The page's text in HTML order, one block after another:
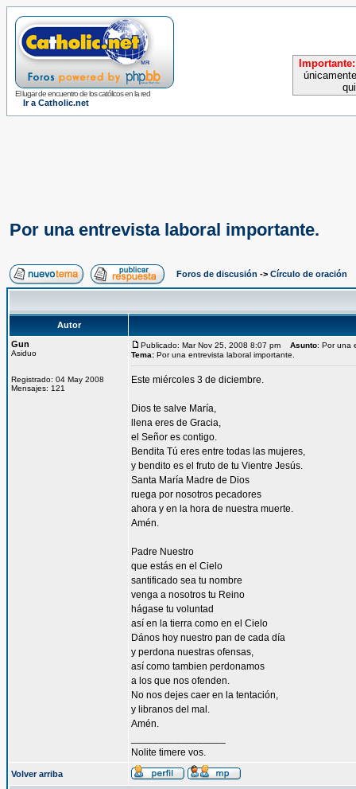
El lugar de encuentro de los católicos en la red
Ir a Catholic.net
Importante:
Por una entrevista laboral importante.
Foros de discusión -> Círculo de oración
Autor
Gun
Asiduo
Registrado: 04 May 2008
Mensajes: 121
Publicado: Mar Nov 25, 2008 8:07 pm Asunto: Por una
Tema: Por una entrevista laboral importante.
Este miércoles 3 de diciembre.
Dios te salve María,
llena eres de Gracia,
el Señor es contigo.
Bendita Tú eres entre todas las mujeres,
y bendito es el fruto de tu Vientre Jesús.
Santa María Madre de Dios
ruega por nosotros pecadores
ahora y en la hora de nuestra muerte.
Amén.
Padre Nuestro
que estás en el Cielo
santificado sea tu nombre
venga a nosotros tu Reino
hágase tu voluntad
así en la tierra como en el Cielo
Dános hoy nuestro pan de cada día
y perdona nuestras ofensas,
así como tambien perdonamos
a los que nos ofenden.
No nos dejes caer en la tentación,
y libranos del mal.
Amén.
Nolite timere vos.
Volver arriba